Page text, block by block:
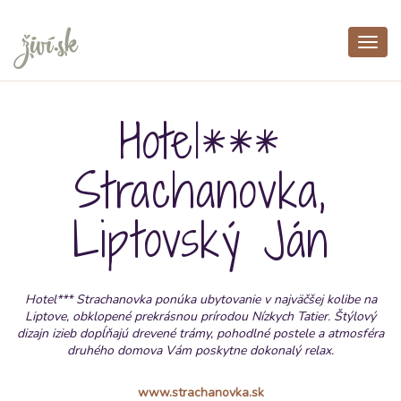
Hotel***
Strachanovka,
Liptovský Ján
Hotel*** Strachanovka ponúka ubytovanie v najväčšej kolibe na
Liptove, obklopené prekrásnou prírodou Nízkych Tatier. Štýlový
dizajn izieb dopĺňajú drevené trámy, pohodlné postele a atmosféra
druhého domova Vám poskytne dokonalý relax.
www.strachanovka.sk